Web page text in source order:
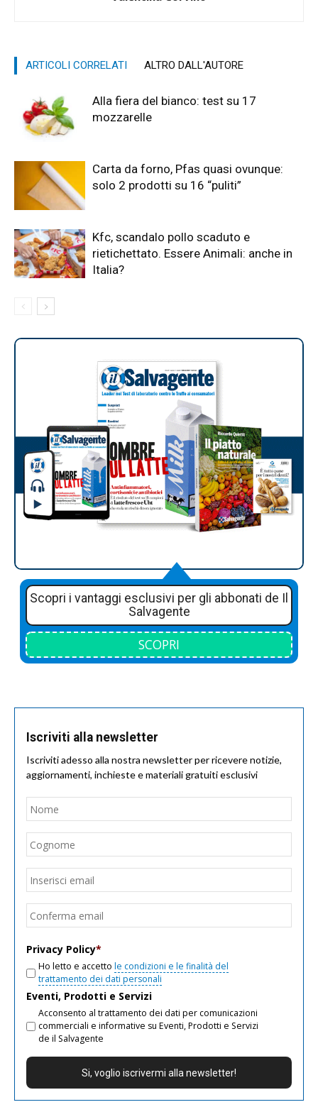
ARTICOLI CORRELATI ALTRO DALL'AUTORE
Alla fiera del bianco: test su 17
mozzarelle
Carta da forno, Pfas quasi ovunque:
solo 2 prodotti su 16 “puliti”
Kfc, scandalo pollo scaduto e
rietichettato. Essere Animali: anche in
Italia?
Scopri i vantaggi esclusivi per gli abbonati de Il
Salvagente
SCOPRI
Iscriviti alla newsletter
Iscriviti adesso alla nostra newsletter per ricevere notizie,
aggiornamenti, inchieste e materiali gratuiti esclusivi
Nome
Email
Privacy Policy*
Ho letto e accetto le condizioni e le finalità del
trattamento dei dati personali
Eventi, Prodotti e Servizi
Acconsento al trattamento dei dati per comunicazioni
commerciali e informative su Eventi, Prodotti e Servizi
de il Salvagente